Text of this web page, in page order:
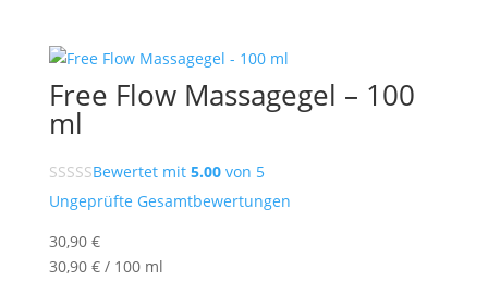
Free Flow Massagegel – 100
ml
Bewertet mit 5.00von 5
Ungeprüfte Gesamtbewertungen
30,90 €
30,90 €/ 100 ml